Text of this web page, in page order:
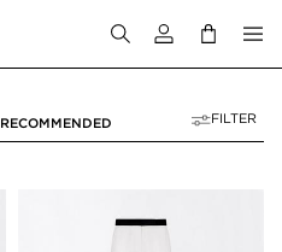
Melden Sie
RECOMMENDED FILTER